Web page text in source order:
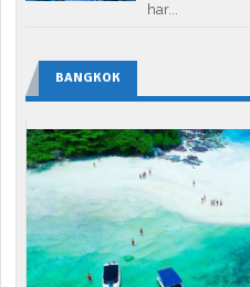
har...
BANGKOK